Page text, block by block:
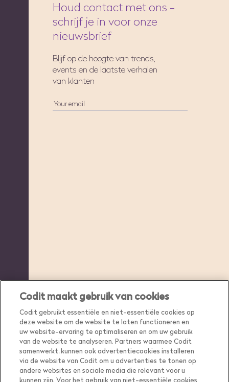
Houd contact met ons -
schrijf je in voor onze
nieuwsbrief
Blijf op de hoogte van trends,
events en de laatste verhalen
van klanten
Codit maakt gebruik van cookies
Codit gebruikt essentiële en niet-essentiële cookies op
deze website om de website te laten functioneren en
uw website-ervaring te optimaliseren en om uw gebruik
van de website te analyseren. Partners waarmee Codit
samenwerkt, kunnen ook advertentiecookies installeren
via de website van Codit om u advertenties te tonen op
andere websites en sociale media die relevant voor u
kunnen zijn. Voor het gebruik van niet-essentiële cookies